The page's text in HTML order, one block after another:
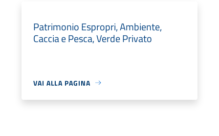
Patrimonio Espropri, Ambiente,
Caccia e Pesca, Verde Privato
VAI ALLA PAGINA